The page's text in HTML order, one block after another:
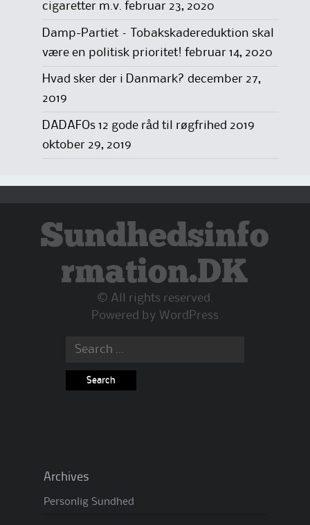
cigaretter m.v. februar 23, 2020
Damp-Partiet – Tobakskadereduktion skal
være en politisk prioritet! februar 14, 2020
Hvad sker der i Danmark? december 27,
2019
DADAFOs 12 gode råd til røgfrihed 2019
oktober 29, 2019
Sundhedsinfo
rmation.DK
© All rights reserved.
Powered by WordPress
Search
Archives
Personlig Sundhed